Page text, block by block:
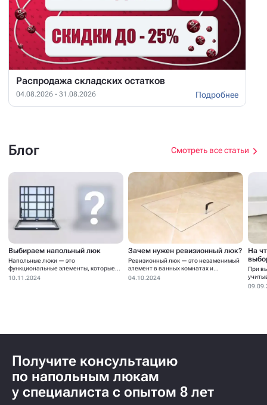
Распродажа складских остатков
04.08.2026 - 31.08.2026 Подробнее
Блог Смотреть все статьи
Выбираем напольный люк
Напольные люки — это
функциональные элементы, которые
устанавливаются для...
10.11.2024
Зачем нужен ревизионный люк?
Ревизионный люк — это незаменимый
элемент в ванных комнатах и...
04.10.2024
На
При
Получите консультацию
по напольным люкам
у специалиста с опытом 8 лет